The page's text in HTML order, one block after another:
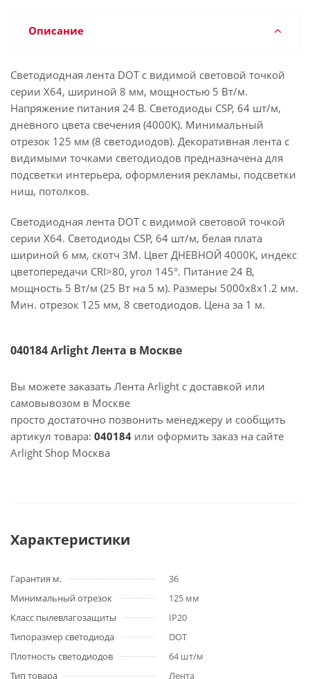
Описание
Светодиодная лента DOT с видимой световой точкой
серии X64, шириной 8 мм, мощностью 5 Вт/м.
Напряжение питания 24 В. Светодиоды CSP, 64 шт/м,
дневного цвета свечения (4000K). Минимальный
отрезок 125 мм (8 светодиодов). Декоративная лента с
видимыми точками светодиодов предназначена для
подсветки интерьера, оформления рекламы, подсветки
ниш, потолков.
Светодиодная лента DOT с видимой световой точкой
серии X64. Светодиоды CSP, 64 шт/м, белая плата
шириной 6 мм, скотч 3M. Цвет ДНЕВНОЙ 4000K, индекс
цветопередачи CRI>80, угол 145°. Питание 24 В,
мощность 5 Вт/м (25 Вт на 5 м). Размеры 5000х8х1.2 мм.
Мин. отрезок 125 мм, 8 светодиодов. Цена за 1 м.
040184 Arlight Лента в Москве
Вы можете заказать Лента Arlight с доставкой или
самовывозом в Москве
просто достаточно позвонить менеджеру и сообщить
артикул товара: 040184 или оформить заказ на сайте
Arlight Shop Москва
Характеристики
Гарантия м.
36
Минимальный отрезок
125 мм
Класс пылевлагозащиты
IP20
Типоразмер светодиода
DOT
Плотность светодиодов
64 шт/м
Тип товара
Лента